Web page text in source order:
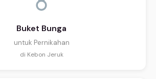
Buket Bunga
untuk Pernikahan
di Kebon Jeruk